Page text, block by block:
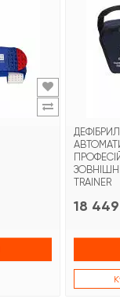
TRAINER
18